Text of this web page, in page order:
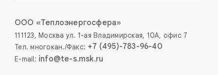
OOO «Теплоэнерго­сфера»
111123, Москва ул. 1-ая Влади­мир­ская, 10А, офис 7
Тел. многокан./Факс: +7 (495)-783-96-40
E-mail: info@te-s.msk.ru